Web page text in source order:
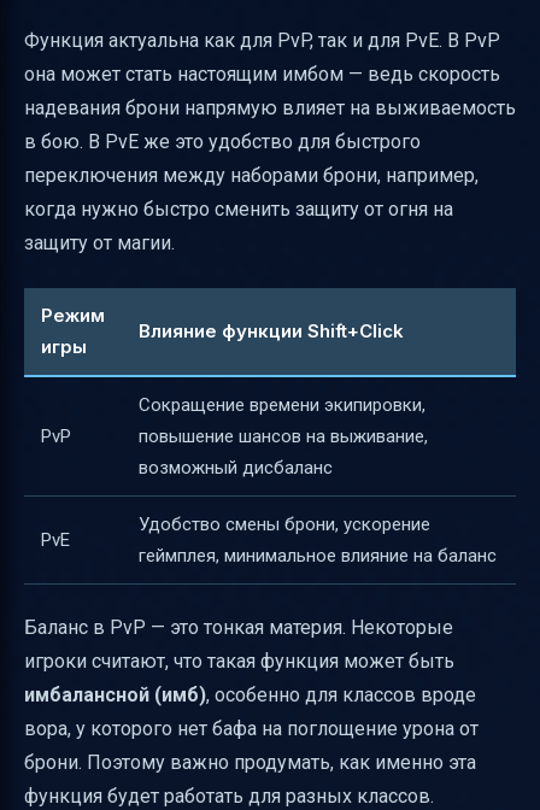
Функция актуальна как для PvP, так и для PvE. В PvP
она может стать настоящим имбом — ведь скорость
надевания брони напрямую влияет на выживаемость
в бою. В PvE же это удобство для быстрого
переключения между наборами брони, например,
когда нужно быстро сменить защиту от огня на
защиту от магии.
Режим
игры
Влияние функции Shift+Click
PvP
Сокращение времени экипировки,
повышение шансов на выживание,
возможный дисбаланс
PvE
Удобство смены брони, ускорение
геймплея, минимальное влияние на баланс
Баланс в PvP — это тонкая материя. Некоторые
игроки считают, что такая функция может быть
имбалансной (имб), особенно для классов вроде
вора, у которого нет бафа на поглощение урона от
брони. Поэтому важно продумать, как именно эта
функция будет работать для разных классов.